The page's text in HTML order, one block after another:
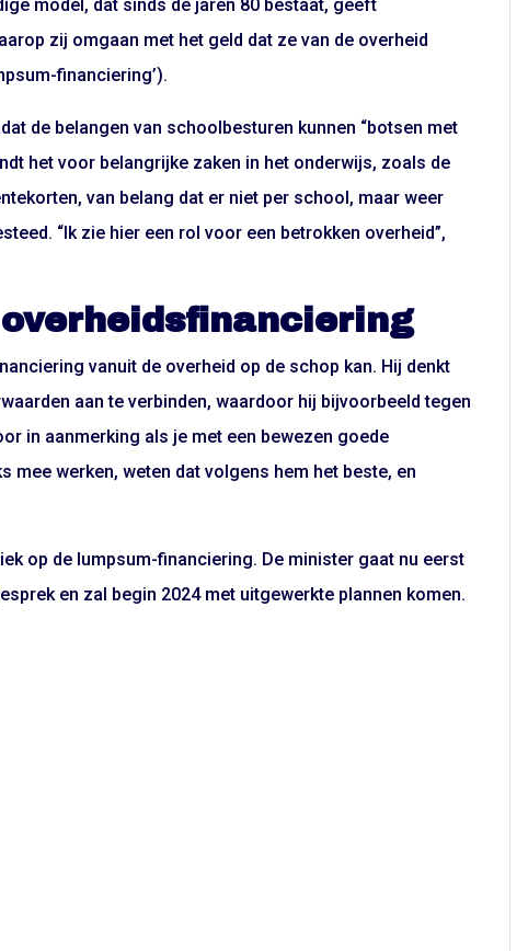
model, dat sinds de jaren 80 bestaat, geeft
zij omgaan met het geld dat ze van de overheid
financiering’).
de belangen van schoolbesturen kunnen “botsen met
het voor belangrijke zaken in het onderwijs, zoals de
van belang dat er niet per school, maar weer
“Ik zie hier een rol voor een betrokken overheid”,
vanuit de overheid op de schop kan. Hij denkt
aan te verbinden, waardoor hij bijvoorbeeld tegen
in aanmerking als je met een bewezen goede
mee werken, weten dat volgens hem het beste, en
op de lumpsum-financiering. De minister gaat nu eerst
en zal begin 2024 met uitgewerkte plannen komen.